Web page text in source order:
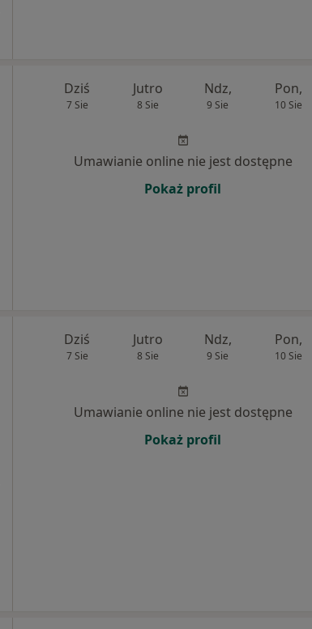
Dziś
7 Sie
Jutro
8 Sie
Ndz,
9 Sie
Pon,
10 Sie
Umawianie online nie jest dostępne
Pokaż profil
Dziś
7 Sie
Jutro
8 Sie
Ndz,
9 Sie
Pon,
10 Sie
Umawianie online nie jest dostępne
Pokaż profil